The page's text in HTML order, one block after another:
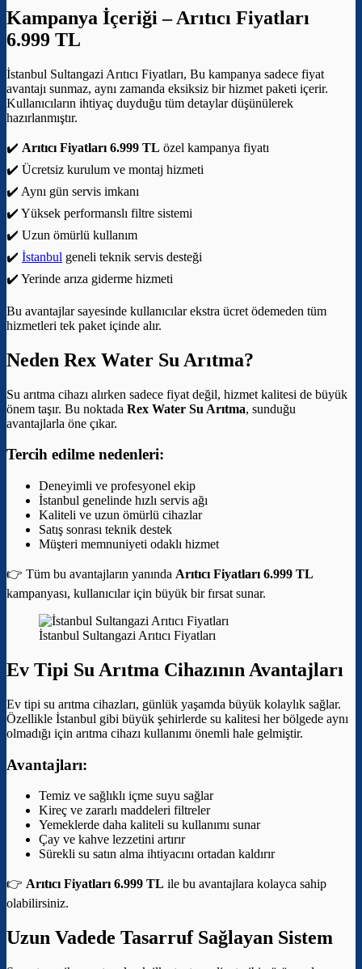
Kampanya İçeriği –Arıtıcı Fiyatları
6.999 TL
İstanbul Sultangazi Arıtıcı Fiyatları, Bu kampanya sadece fiyat
avantajı sunmaz, aynı zamanda eksiksiz bir hizmet paketi içerir.
Kullanıcıların ihtiyaç duyduğu tüm detaylar düşünülerek
hazırlanmıştır.
✔️ Arıtıcı Fiyatları 6.999 TL özel kampanya fiyatı
✔️ Ücretsiz kurulum ve montaj hizmeti
✔️ Aynı gün servis imkanı
✔️ Yüksek performanslı filtre sistemi
✔️ Uzun ömürlü kullanım
✔️ İstanbul geneli teknik servis desteği
✔️ Yerinde arıza giderme hizmeti
Bu avantajlar sayesinde kullanıcılar ekstra ücret ödemeden tüm
hizmetleri tek paket içinde alır.
Neden Rex Water Su Arıtma?
Su arıtma cihazı alırken sadece fiyat değil, hizmet kalitesi de büyük
önem taşır. Bu noktada Rex Water Su Arıtma, sunduğu
avantajlarla öne çıkar.
Tercih edilme nedenleri:
Deneyimli ve profesyonel ekip
İstanbul genelinde hızlı servis ağı
Kaliteli ve uzun ömürlü cihazlar
Satış sonrası teknik destek
Müşteri memnuniyeti odaklı hizmet
👉 Tüm bu avantajların yanında Arıtıcı Fiyatları 6.999 TL
kampanyası, kullanıcılar için büyük bir fırsat sunar.
İstanbul Sultangazi Arıtıcı Fiyatları
Ev Tipi Su Arıtma Cihazının Avantajları
Ev tipi su arıtma cihazları, günlük yaşamda büyük kolaylık sağlar.
Özellikle İstanbul gibi büyük şehirlerde su kalitesi her bölgede aynı
olmadığı için arıtma cihazı kullanımı önemli hale gelmiştir.
Avantajları:
Temiz ve sağlıklı içme suyu sağlar
Kireç ve zararlı maddeleri filtreler
Yemeklerde daha kaliteli su kullanımı sunar
Çay ve kahve lezzetini artırır
Sürekli su satın alma ihtiyacını ortadan kaldırır
👉 Arıtıcı Fiyatları 6.999 TL ile bu avantajlara kolayca sahip
olabilirsiniz.
Uzun Vadede Tasarruf Sağlayan Sistem